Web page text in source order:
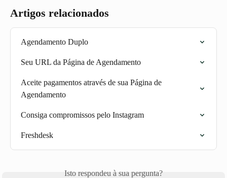
Artigos relacionados
Agendamento Duplo
Seu URL da Página de Agendamento
Aceite pagamentos através de sua Página de
Agendamento
Consiga compromissos pelo Instagram
Freshdesk
Isto respondeu à sua pergunta?